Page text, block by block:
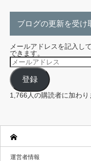
ブログの更新を受け
メールアドレスを記入し
できます。
メ
ー
ル
ア
ド
レ
ス
登録
1,766人の購読者に加わり
運営者情報